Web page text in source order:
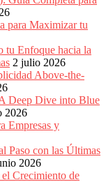
para Maximizar tu
tu Enfoque hacia la
2 julio 2026
Above-the-
Deep Dive into Blue
2026
Empresas y
Paso con las Últimas
2026
Crecimiento de